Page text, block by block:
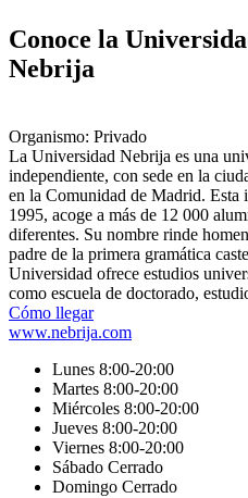
Conoce la
Nebrija
Organismo: Privado
La Universidad Nebrija es una
independiente, con sede en la
en la Comunidad de Madrid. Esta
1995, acoge a más de 12 000
diferentes. Su nombre rinde
padre de la primera gramática
Universidad ofrece estudios
como escuela de doctorado,
Cómo llegar
www.nebrija.com
Lunes 8:00-20:00
Martes 8:00-20:00
Miércoles 8:00-20:00
Jueves 8:00-20:00
Viernes 8:00-20:00
Sábado Cerrado
Domingo Cerrado